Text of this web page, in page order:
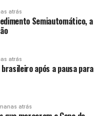
atrás
Semiautomático, a
atrás
após a pausa para
atrás